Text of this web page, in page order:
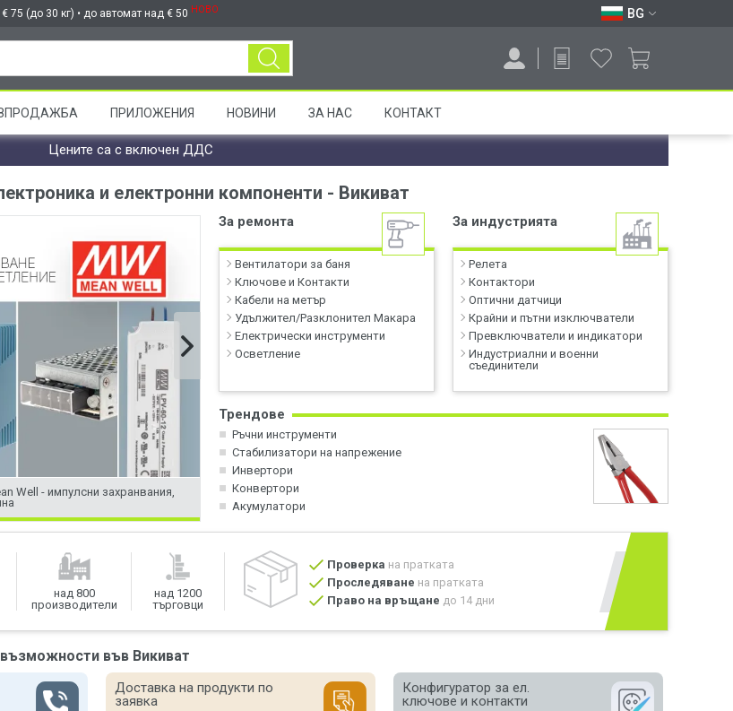
75 (до 30 кг) • до автомат над € 50 НОВО BG
ПРИЛОЖЕНИЯ НОВИНИ ЗА НАС КОНТАКТ
Цените са с включен ДДС
и електронни компоненти - Викиват
Well - импулсни захранвания,
-15% на OUTDO тягови акумулатори
Не пропускайте
отстъпка.
За ремонта
Вентилатори за баня
Ключове и Контакти
Кабели на метър
Удължител/Разклонител Макара
Електрически инструменти
Осветление
За индустрията
Релета
Контактори
Оптични датчици
Крайни и пътни изключватели
Превключватели и индикатори
Индустриални и военни
съединители
Трендове
Ръчни инструменти
Стабилизатори на напрежение
Инвертори
Конвертори
Акумулатори
над 800
производители
над 1200
търговци
Проверка на пратката
Проследяване на пратката
Право на връщане до 14 дни
във Викиват
Доставка на продукти по
заявка
Конфигуратор за ел.
ключове и контакти